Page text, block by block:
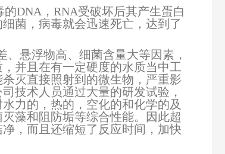
DNA，RNA受破坏后其产生蛋白
菌，病毒就会迅速死亡，达到了
悬浮物高、细菌含量大等因素，
并且在有一定硬度的水质当中工
灭直接照射到的微生物，严重影
技术人员通过大量的研发试验，
力的，热的，空化的和化学的及
藻和阻防垢等综合性能。因此超
，而且还缩短了反应时间，加快